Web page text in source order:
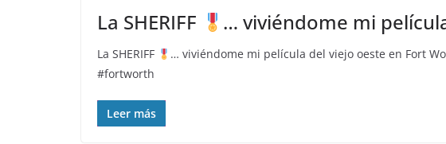
La SHERIFF … viviéndome mi
La SHERIFF
… viviéndome mi película del viejo oeste en Fort
#fortworth
Leer más